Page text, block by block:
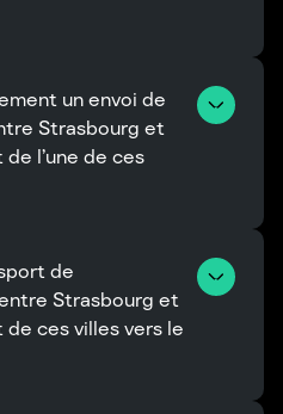
un envoi de
Strasbourg et
l’une de ces
de
Strasbourg et
ces villes vers le